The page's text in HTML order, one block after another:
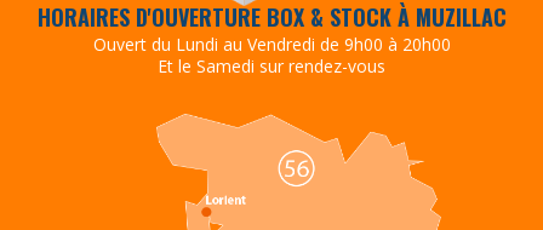
HORAIRES D'OUVERTURE BOX & STOCK À MUZILLAC
Ouvert du Lundi au Vendredi de 9h00 à 20h00
Et le Samedi sur rendez-vous